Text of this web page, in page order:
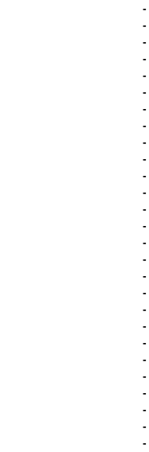
-
-
-
-
-
-
-
-
-
-
-
-
-
-
-
-
-
-
-
-
-
-
-
-
-
-
-